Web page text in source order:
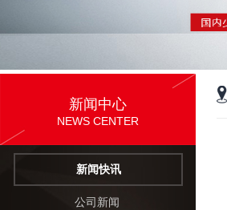
新闻中心
NEWS CENTER
新闻快讯
公司新闻